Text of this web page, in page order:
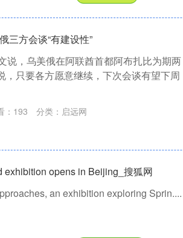
三方会谈“有建设性”
说，乌美俄在阿联酋首都阿布扎比为期两
只要各方愿意继续，下次会谈有望下周
： 193 分类： 启远网
opens in Beijing_搜狐网
an exhibition exploring Sprin....